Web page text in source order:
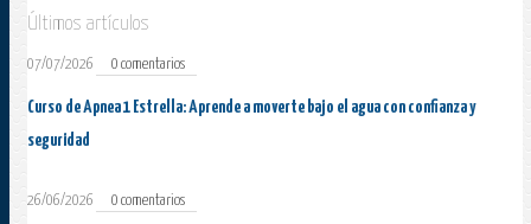
Últimos artículos
07/07/2026 0 comentarios
Curso de Apnea 1 Estrella: Aprende a moverte bajo el agua con confianza y
seguridad
26/06/2026 0 comentarios